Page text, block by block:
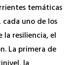
temáticas
uno de los
la resiliencia, el
La primera de